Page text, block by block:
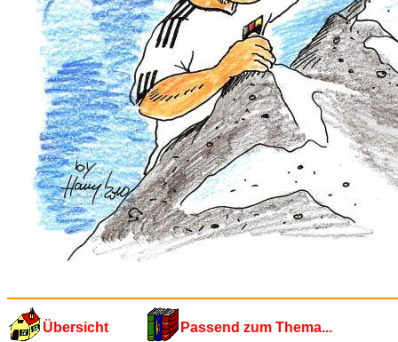
Übersicht Passend zum Thema...